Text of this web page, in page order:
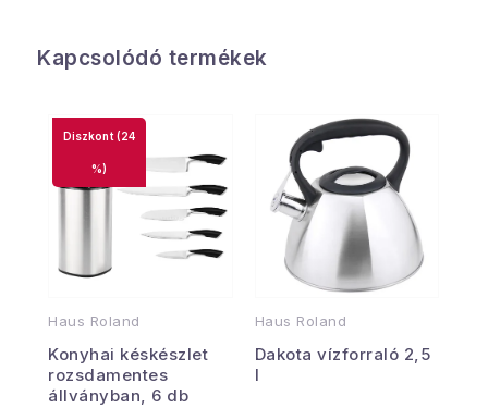
Kapcsolódó termékek
Haus Roland
Konyhai késkészlet
rozsdamentes
állványban, 6 db
(24
%)
Haus Roland
Dakota vízforraló 2,5
l